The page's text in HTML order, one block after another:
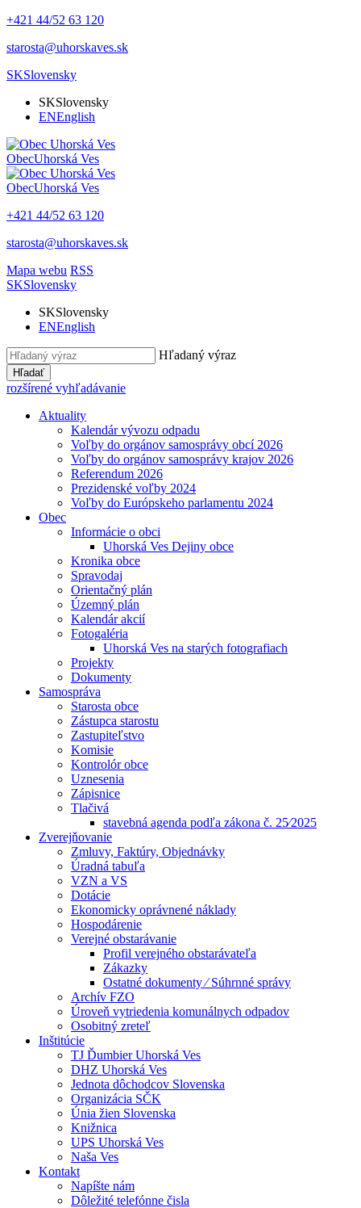
+421 44/52 63 120
starosta@uhorskaves.sk
SKSlovensky
SKSlovensky
ENEnglish
ObecUhorská Ves
ObecUhorská Ves
+421 44/52 63 120
starosta@uhorskaves.sk
Mapa webu RSS
SKSlovensky
SKSlovensky
ENEnglish
Hľadaný výraz
Hľadať
rozšírené vyhľadávanie
Aktuality
Kalendár vývozu odpadu
Voľby do orgánov samosprávy obcí 2026
Voľby do orgánov samosprávy krajov 2026
Referendum 2026
Prezidenské voľby 2024
Voľby do Európskeho parlamentu 2024
Obec
Informácie o obci
Uhorská Ves Dejiny obce
Kronika obce
Spravodaj
Orientačný plán
Územný plán
Kalendár akcií
Fotogaléria
Uhorská Ves na starých fotografiach
Projekty
Dokumenty
Samospráva
Starosta obce
Zástupca starostu
Zastupiteľstvo
Komisie
Kontrolór obce
Uznesenia
Zápisnice
Tlačivá
stavebná agenda podľa zákona č. 25⁄2025
Zverejňovanie
Zmluvy, Faktúry, Objednávky
Úradná tabuľa
VZN a VS
Dotácie
Ekonomicky oprávnené náklady
Hospodárenie
Verejné obstarávanie
Profil verejného obstarávateľa
Zákazky
Ostatné dokumenty ⁄ Súhrnné správy
Archív FZO
Úroveň vytriedenia komunálnych odpadov
Osobitný zreteľ
Inštitúcie
TJ Ďumbier Uhorská Ves
DHZ Uhorská Ves
Jednota dôchodcov Slovenska
Organizácia SČK
Únia žien Slovenska
Knižnica
UPS Uhorská Ves
Naša Ves
Kontakt
Napíšte nám
Dôležité telefónne čisla